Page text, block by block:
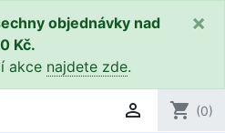
objednávky nad
Kč.
akce najdete zde.
×
 shopping_cart (0)